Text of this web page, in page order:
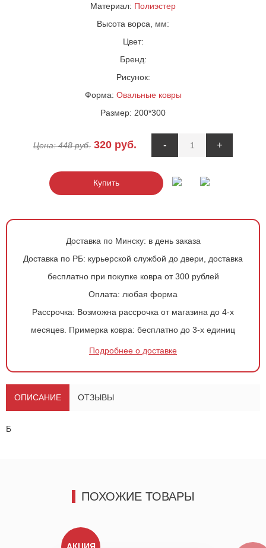
Материал: Полиэстер
Высота ворса, мм:
Цвет:
Бренд:
Рисунок:
Форма: Овальные ковры
Размер: 200*300
Цена:448руб. 320 руб. - +
Купить
Доставка по Минску: в день заказа
Доставка по РБ: курьерской службой до двери, доставка
бесплатно при покупке ковра от 300 рублей
Оплата: любая форма
Рассрочка: Возможна рассрочка от магазина до 4-х
месяцев. Примерка ковра: бесплатно до 3-х единиц
Подробнее о доставке
ОПИСАНИЕ ОТЗЫВЫ
Б
ПОХОЖИЕ ТОВАРЫ
ОСТАВИТЬ ЗАЯВКУ
Оформитьзаказ!